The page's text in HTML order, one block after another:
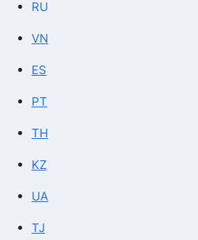
RU
VN
ES
PT
TH
KZ
UA
TJ